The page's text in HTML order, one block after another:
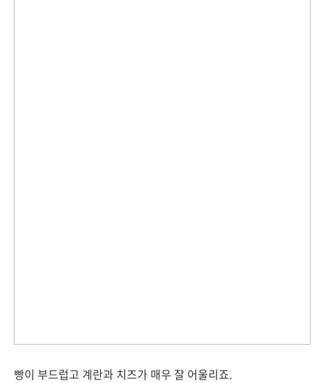
빵이 부드럽고 계란과 치즈가 매우 잘 어울리죠.